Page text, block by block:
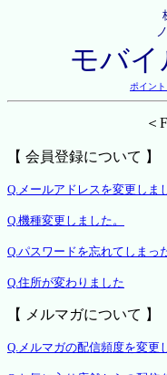
モバイ
ポイント
＜
【 会員登録について 】
Q.メールアドレスを変更しま
Q.機種変更しました。
Q.パスワードを忘れてしまっ
Q.住所が変わりました
【 メルマガについて 】
Q.メルマガの配信頻度を変更